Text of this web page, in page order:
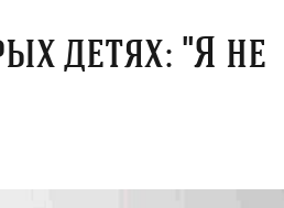
детях: "Я не